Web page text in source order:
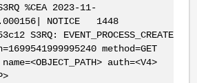
%CEA 2023-11-
NOTICE 1448
S3RQ: EVENT_PROCESS_CREATE
method=GET
auth=<V4>